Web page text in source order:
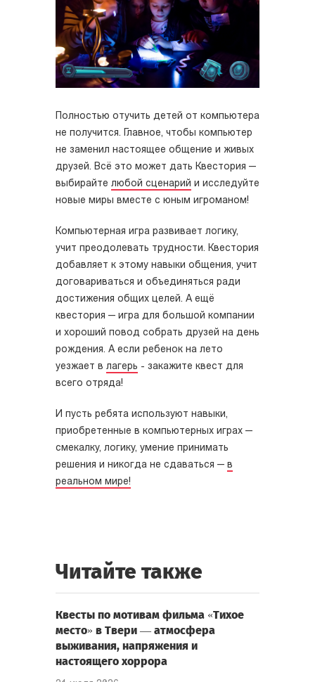
Полностью отучить детей от компьютера
не получится. Главное, чтобы компьютер
не заменил настоящее общение и живых
друзей. Всё это может дать Квестория —
выбирайте любой сценарий и исследуйте
новые миры вместе с юным игроманом!
Компьютерная игра развивает логику,
учит преодолевать трудности. Квестория
добавляет к этому навыки общения, учит
договариваться и объединяться ради
достижения общих целей. А ещё
квестория — игра для большой компании
и хороший повод собрать друзей на день
рождения. А если ребенок на лето
уезжает в лагерь - закажите квест для
всего отряда!
И пусть ребята используют навыки,
приобретенные в компьютерных играх —
смекалку, логику, умение принимать
решения и никогда не сдаваться — в
реальном мире!
Читайте также
Квесты по мотивам фильма «Тихое
место» в Твери — атмосфера
выживания, напряжения и
настоящего хоррора